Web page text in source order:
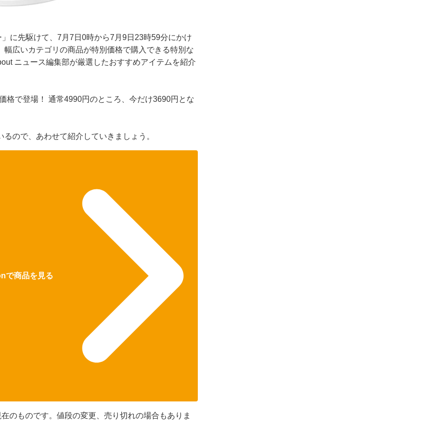
に先駆けて、7月7日0時から7月9日23時59分にかけ
広いカテゴリの商品が特別価格で購入できる特別な
ニュース編集部が厳選したおすすめアイテムを紹介
格で登場！ 通常4990円のところ、今だけ3690円とな
ので、あわせて紹介していきましょう。
で商品を見る
のものです。値段の変更、売り切れの場合もありま